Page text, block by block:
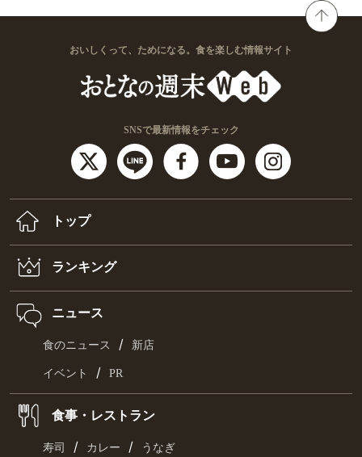
おいしくって、ためになる。食を楽しむ情報サイト
SNSで最新情報をチェック
トップ
ランキング
ニュース
食のニュース / 新店
イベント / PR
食事・レストラン
寿司 / カレー / うなぎ